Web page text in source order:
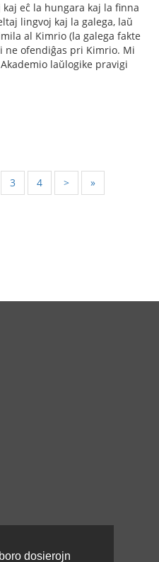
dosierojn
eĉ la hungara kaj la finna
lingvoj kaj la galega, laŭ
al Kimrio (la galega fakte
ne ofendiĝas pri Kimrio. Mi
laŭlogike pravigi
3 4 > »